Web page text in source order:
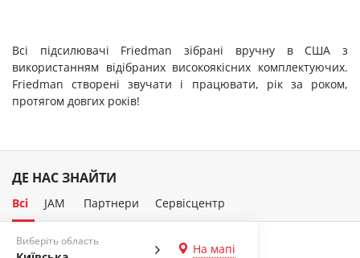
Всі підсилювачі Friedman зібрані вручну в США з
використанням відібраних високоякісних комплектуючих.
Friedman створені звучати і працювати, рік за роком,
протягом довгих років!
ДЕ НАС ЗНАЙТИ
Виберіть область На мапі
Всі JAM Партнери Сервісцентр